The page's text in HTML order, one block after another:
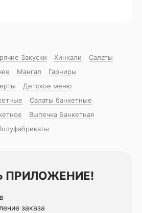
Закуски Хинкали
Салаты
Мангал
Гарниры
Детское меню
Салаты банкетные
Выпечка Банкетная
ПРИЛОЖЕНИЕ!
заказа